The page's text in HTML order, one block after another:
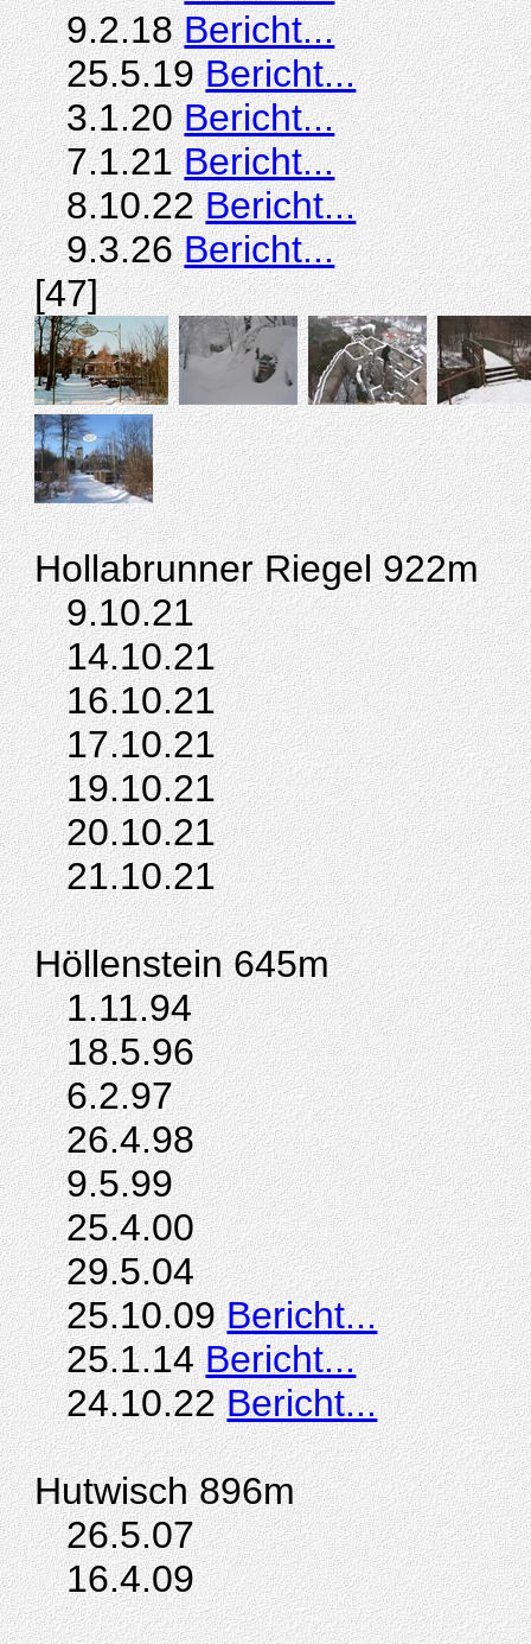
9.2.18Bericht...
25.5.19Bericht...
3.1.20Bericht...
7.1.21Bericht...
8.10.22Bericht...
9.3.26Bericht...
[47]
Hollabrunner Riegel 922m
9.10.21
14.10.21
16.10.21
17.10.21
19.10.21
20.10.21
21.10.21
Höllenstein645m
1.11.94
18.5.96
6.2.97
26.4.98
9.5.99
25.4.00
29.5.04
25.10.09Bericht...
25.1.14Bericht...
24.10.22Bericht...
Hutwisch 896m
26.5.07
16.4.09